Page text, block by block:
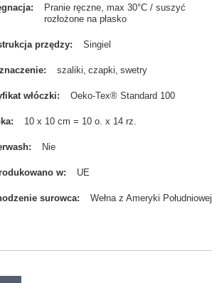
Pranie ręczne, max 30°C / suszyć
rozłożone na płasko
przędzy Singiel
szaliki czapki swetry
włóczki Oeko-Tex® Standard 100
10 x 10 cm = 10 o. x 14 rz.
Nie
w UE
surowca Wełna z Ameryki Południowej